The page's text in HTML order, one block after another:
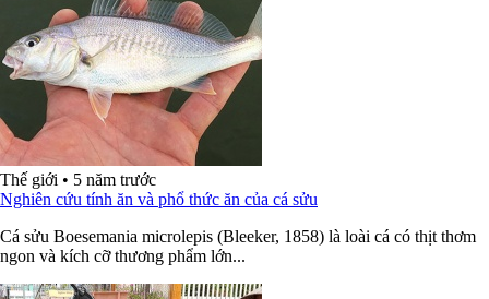
Thế giới • 5 năm trước
Nghiên cứu tính ăn và phổ thức ăn của cá sửu
Cá sửu Boesemania microlepis (Bleeker, 1858) là loài cá có thịt thơm
ngon và kích cỡ thương phẩm lớn...